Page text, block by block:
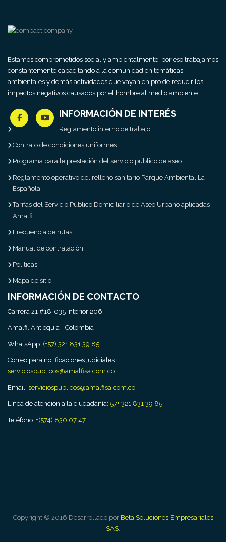
Estamos comprometidos social y ambientalmente, por eso trabajamos
constantemente capacitando a la comunidad en temáticas
ambientales y demás actividades que vayan en pro de reducir los
impactos negativos causados por el hombre al medio ambiente.
INFORMACIÓN DE INTERÉS
Reglamento interno de trabajo
Contrato de condiciones uniformes
Programa para le prestación del servicio público de aseo
Reglamento operativo del relleno sanitario Parque Ambiental La
Española
Tarifas del Servicio Público Domiciliario de Aseo Urbano aplicadas
Amalfi
Frecuencia de rutas
Manual de contratación
Políticas
Mapa de sitio
INFORMACIÓN DE CONTACTO
Carrera 21 #18-035 interior 206
Amalfi, Antioquia - Colombia
WhatsApp: (+57) 321 831 39 85
Correo para notificaciones judiciales:
serviciospublicos@amalfisa.com.co
Email: serviciospublicos@amalfisa.com.co
Línea de atención a la ciudadanía: 57+ 321 831 39 85
Teléfono: +(574) 830 07 47
Copyright © 2016 Desarrollado por Beta Soluciones Empresariales
SAS.